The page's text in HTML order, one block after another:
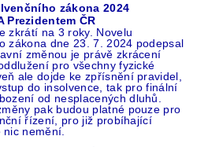
zákona 2024
Prezidentem ČR
zkrátí na 3 roky. Novelu
zákona dne 23. 7. 2024 podepsal
změnou je právě zkrácení
pro všechny fyzické
ale dojde ke zpřísnění pravidel,
do insolvence, tak pro finální
od nesplacených dluhů.
pak budou platné pouze pro
řízení, pro již probíhající
nemění.